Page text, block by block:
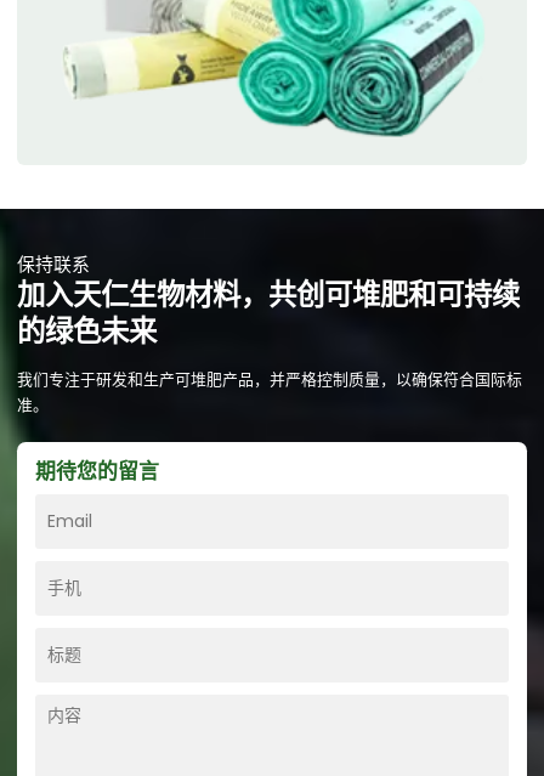
保持联系
加入天仁生物材料，共创可堆肥和可持续
的绿色未来
我们专注于研发和生产可堆肥产品，并严格控制质量，以确保符合国际标
准。
期待您的留言